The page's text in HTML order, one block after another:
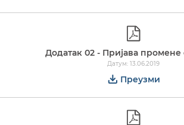
Додатак 02 - Пријава
Датум: 13.06.2019
Преузми